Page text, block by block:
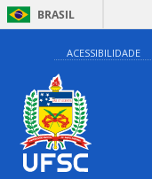
BRASIL
ACESSIBILIDADE